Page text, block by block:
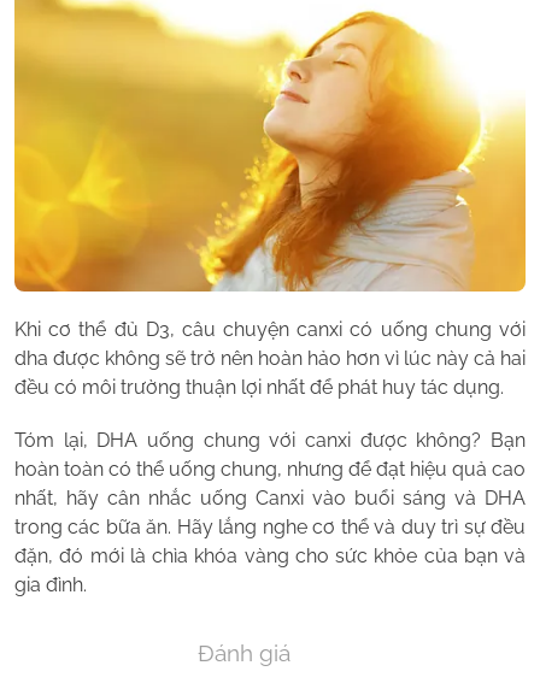
Khi cơ thể đủ D3, câu chuyện canxi có uống chung với
dha được không sẽ trở nên hoàn hảo hơn vì lúc này cả hai
đều có môi trường thuận lợi nhất để phát huy tác dụng.
Tóm lại, DHA uống chung với canxi được không? Bạn
hoàn toàn có thể uống chung, nhưng để đạt hiệu quả cao
nhất, hãy cân nhắc uống Canxi vào buổi sáng và DHA
trong các bữa ăn. Hãy lắng nghe cơ thể và duy trì sự đều
đặn, đó mới là chìa khóa vàng cho sức khỏe của bạn và
gia đình.
Đánh giá